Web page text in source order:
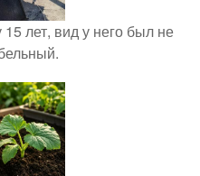
лет, вид у него был не